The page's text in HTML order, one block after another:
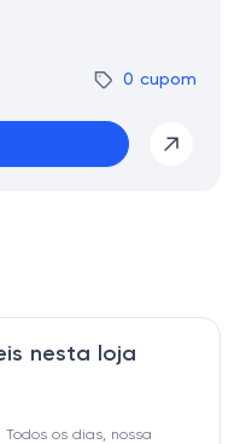
0 cupom
nesta loja
os dias, nossa